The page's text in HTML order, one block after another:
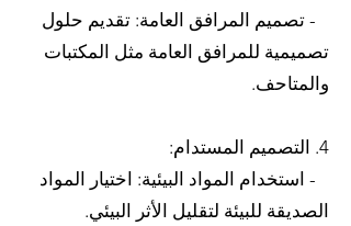
- تصميم المرافق العامة: تقديم حلول
تصميمية للمرافق العامة مثل المكتبات
والمتاحف.
4. التصميم المستدام:
- استخدام المواد البيئية: اختيار المواد
الصديقة للبيئة لتقليل الأثر البيئي.